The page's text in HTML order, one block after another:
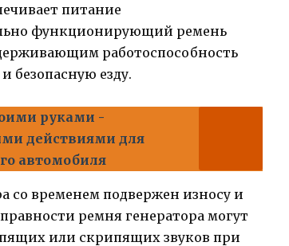
питание
функционирующий ремень
работоспособность
езду.
руками -
действиями для
автомобиля
со временем подвержен износу и
ремня генератора могут
или скрипящих звуков при